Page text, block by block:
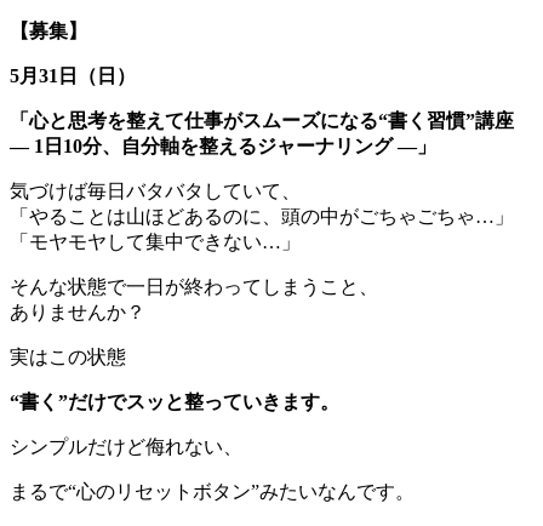
【募集】
5月31日（日）
「心と思考を整えて仕事がスムーズになる“書く習慣”講座
― 1日10分、自分軸を整えるジャーナリング ―」
気づけば毎日バタバタしていて、
「やることは山ほどあるのに、頭の中がごちゃごちゃ…」
「モヤモヤして集中できない…」
そんな状態で一日が終わってしまうこと、
ありませんか？
実はこの状態
“書く”だけでスッと整っていきます。
シンプルだけど侮れない、
まるで“心のリセットボタン”みたいなんです。